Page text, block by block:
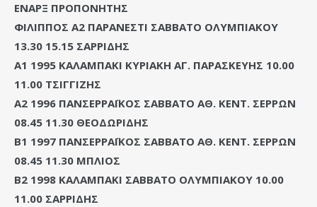
ΕΝΑΡΞ ΠΡΟΠΟΝΗΤΗΣ
ΦΙΛΙΠΠΟΣ Α2 ΠΑΡΑΝΕΣΤΙ ΣΑΒΒΑΤΟ ΟΛΥΜΠΙΑΚΟΥ
13.30 15.15 ΣΑΡΡΙΔΗΣ
Α1 1995 ΚΑΛΑΜΠΑΚΙ ΚΥΡΙΑΚΗ ΑΓ. ΠΑΡΑΣΚΕΥΗΣ 10.00
11.00 ΤΣΙΓΓΙΖΗΣ
Α2 1996 ΠΑΝΣΕΡΡΑΪΚΟΣ ΣΑΒΒΑΤΟ ΑΘ. ΚΕΝΤ. ΣΕΡΡΩΝ
08.45 11.30 ΘΕΟΔΩΡΙΔΗΣ
Β1 1997 ΠΑΝΣΕΡΡΑΪΚΟΣ ΣΑΒΒΑΤΟ ΑΘ. ΚΕΝΤ. ΣΕΡΡΩΝ
08.45 11.30 ΜΠΛΙΟΣ
Β2 1998 ΚΑΛΑΜΠΑΚΙ ΣΑΒΒΑΤΟ ΟΛΥΜΠΙΑΚΟΥ 10.00
11.00 ΣΑΡΡΙΔΗΣ